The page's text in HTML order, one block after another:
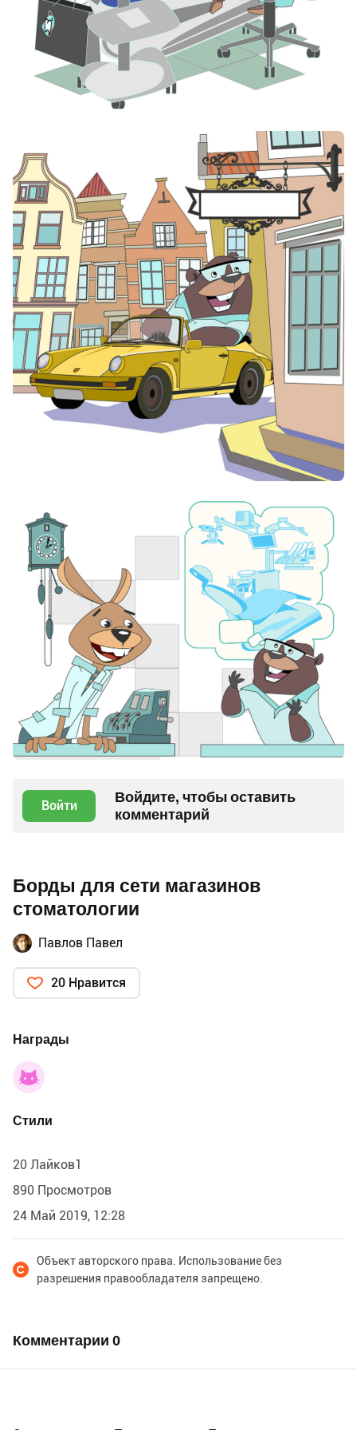
Войти
Войдите, чтобы оставить
комментарий
Борды для сети магазинов
стоматологии
Павлов Павел
20 Нравится
Награды
Стили
20 Лайков1
890 Просмотров
24 Май 2019, 12:28
Объект авторского права. Использование без
разрешения правообладателя запрещено.
Комментарии 0